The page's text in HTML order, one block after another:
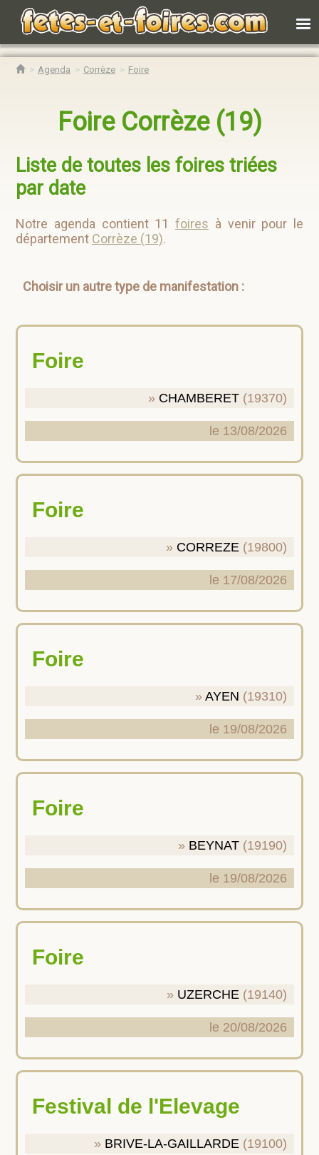
Agenda Corrèze Foire
Foire Corrèze (19)
Liste de toutes les foires triées
par date
Notre agenda contient 11 foires à venir pour le
département Corrèze (19).
Choisir un autre type de manifestation :
Foire
CHAMBERET (19370)
le 13/08/2026
Foire
CORREZE (19800)
le 17/08/2026
Foire
AYEN (19310)
le 19/08/2026
Foire
BEYNAT (19190)
le 19/08/2026
Foire
UZERCHE (19140)
le 20/08/2026
Festival de l'Elevage
BRIVE-LA-GAILLARDE (19100)